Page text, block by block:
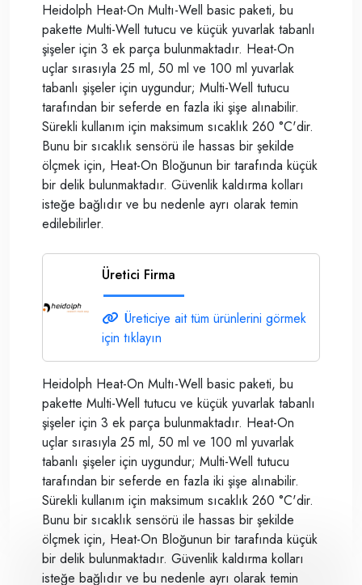
Heidolph Heat-On Multı-Well basic paketi, bu
pakette Multi-Well tutucu ve küçük yuvarlak tabanlı
şişeler için 3 ek parça bulunmaktadır. Heat-On
uçlar sırasıyla 25 ml, 50 ml ve 100 ml yuvarlak
tabanlı şişeler için uygundur; Multi-Well tutucu
tarafından bir seferde en fazla iki şişe alınabilir.
Sürekli kullanım için maksimum sıcaklık 260 °C'dir.
Bunu bir sıcaklık sensörü ile hassas bir şekilde
ölçmek için, Heat-On Bloğunun bir tarafında küçük
bir delik bulunmaktadır. Güvenlik kaldırma kolları
isteğe bağlıdır ve bu nedenle ayrı olarak temin
edilebilirler.
Üretici Firma
Üreticiye ait tüm ürünlerini görmek
için tıklayın
Heidolph Heat-On Multı-Well basic paketi, bu
pakette Multi-Well tutucu ve küçük yuvarlak tabanlı
şişeler için 3 ek parça bulunmaktadır. Heat-On
uçlar sırasıyla 25 ml, 50 ml ve 100 ml yuvarlak
tabanlı şişeler için uygundur; Multi-Well tutucu
tarafından bir seferde en fazla iki şişe alınabilir.
Sürekli kullanım için maksimum sıcaklık 260 °C'dir.
Bunu bir sıcaklık sensörü ile hassas bir şekilde
ölçmek için, Heat-On Bloğunun bir tarafında küçük
bir delik bulunmaktadır. Güvenlik kaldırma kolları
isteğe bağlıdır ve bu nedenle ayrı olarak temin